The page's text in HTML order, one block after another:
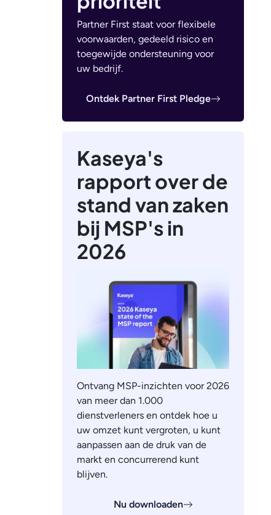
Partner First staat voor flexibele
voorwaarden, gedeeld risico en
toegewijde ondersteuning voor
uw bedrijf.
Ontdek Partner First Pledge
Kaseya's
rapport over de
stand van zaken
bij MSP's in
2026
Ontvang MSP-inzichten voor 2026
van meer dan 1.000
dienstverleners en ontdek hoe u
uw omzet kunt vergroten, u kunt
aanpassen aan de druk van de
markt en concurrerend kunt
blijven.
Nu downloaden